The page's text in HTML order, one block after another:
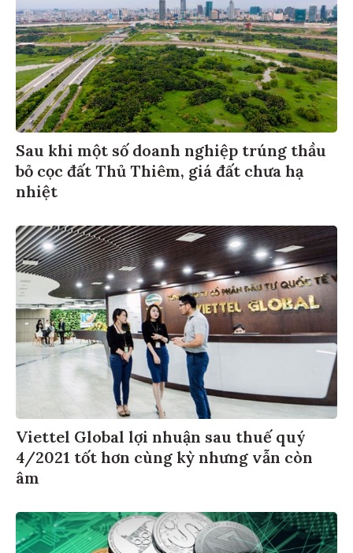
Sau khi một số doanh nghiệp trúng thầu
bỏ cọc đất Thủ Thiêm, giá đất chưa hạ
nhiệt
Viettel Global lợi nhuận sau thuế quý
4/2021 tốt hơn cùng kỳ nhưng vẫn còn
âm